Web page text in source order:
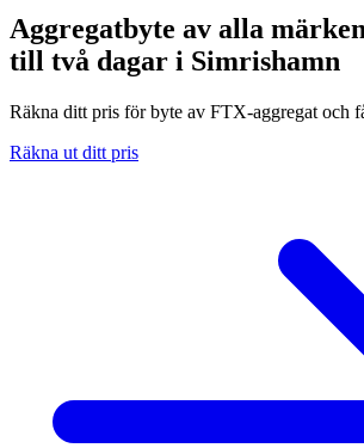
Aggregatbyte av alla
till två dagar i Simrishamn
Räkna ditt pris för byte av FTX-aggregat och
Räkna ut ditt pris